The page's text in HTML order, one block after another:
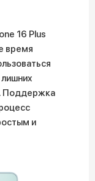
16 Plus
время
Поддержка
и